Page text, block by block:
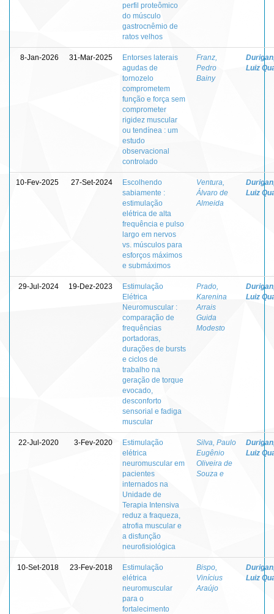
perfil proteômico
do músculo
gastrocnêmio de
ratos velhos
8-Jan-2026 31-Mar-2025
Entorses laterais
agudas de
tornozelo
comprometem
função e força sem
comprometer
rigidez muscular
ou tendínea : um
estudo
observacional
controlado
Franz,
Pedro
Bainy
Luiz
10-Fev-2025 27-Set-2024
Escolhendo
sabiamente :
estimulação
elétrica de alta
frequência e pulso
largo em nervos
vs. músculos para
esforços máximos
e submáximos
Ventura,
Álvaro de
Almeida
Luiz
29-Jul-2024 19-Dez-2023
Estimulação
Elétrica
Neuromuscular :
comparação de
frequências
portadoras,
durações de bursts
e ciclos de
trabalho na
geração de torque
evocado,
desconforto
sensorial e fadiga
muscular
Prado,
Karenina
Arrais
Guida
Modesto
Luiz
22-Jul-2020 3-Fev-2020
Estimulação
elétrica
neuromuscular em
pacientes
internados na
Unidade de
Terapia Intensiva
reduz a fraqueza,
atrofia muscular e
a disfunção
neurofisiológica
Silva, Paulo
Eugênio
Oliveira de
Souza e
Luiz
10-Set-2018 23-Fev-2018
Estimulação
elétrica
neuromuscular
para o
fortalecimento
Bispo,
Vinícius
Araújo
Luiz